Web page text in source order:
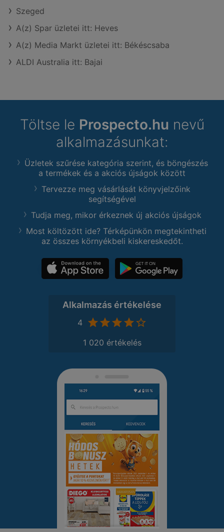
Szeged
A(z) Spar üzletei itt: Heves
A(z) Media Markt üzletei itt: Békéscsaba
ALDI Australia itt: Bajai
Töltse le Prospecto.hu nevű
alkalmazásunkat:
Üzletek szűrése kategória szerint, és böngészés
a termékek és a akciós újságok között
Tervezze meg vásárlását könyvjelzőink
segítségével
Tudja meg, mikor érkeznek új akciós újságok
Most költözött ide? Térképünkön megtekintheti
az összes környékbeli kiskereskedőt.
Alkalmazás értékelése
4
1 020 értékelés